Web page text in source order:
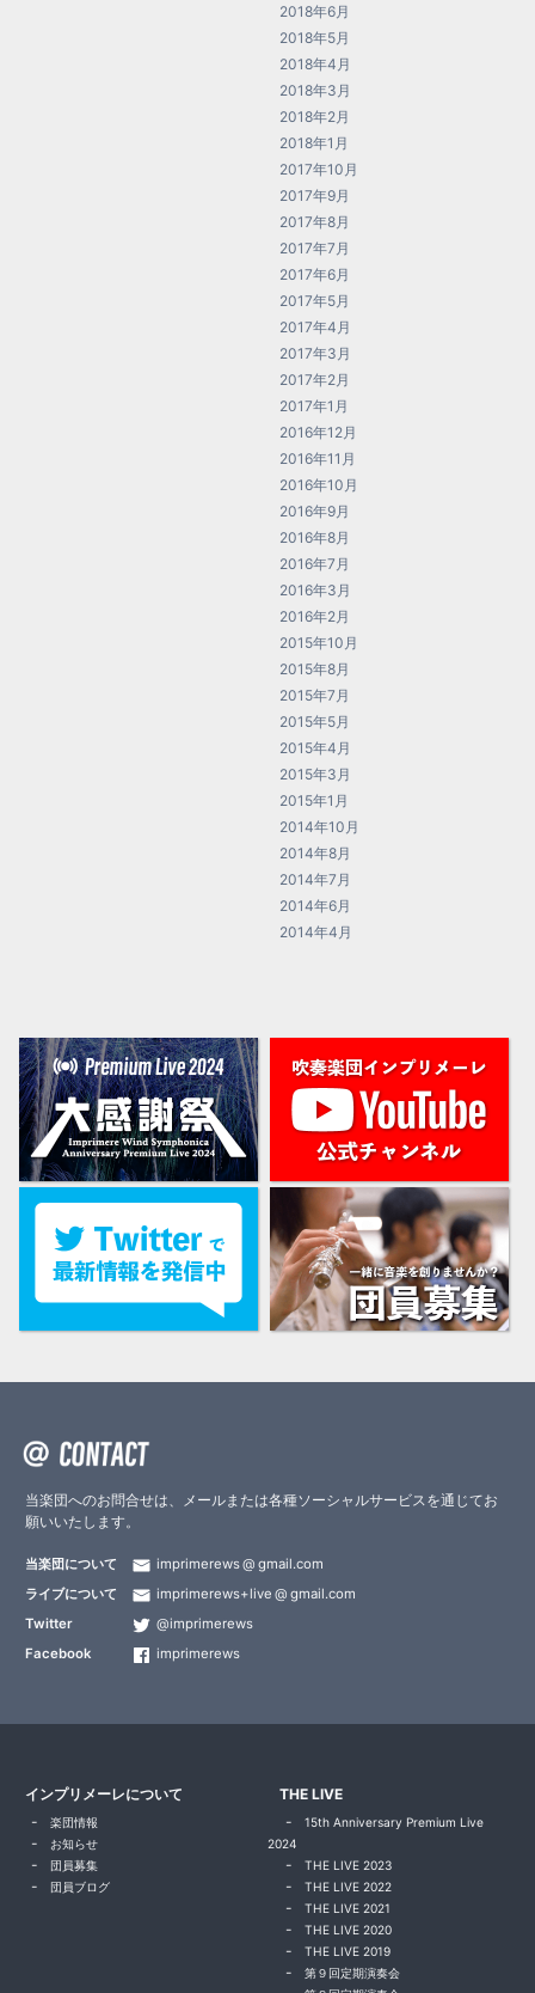
2018年6月
2018年5月
2018年4月
2018年3月
2018年2月
2018年1月
2017年10月
2017年9月
2017年8月
2017年7月
2017年6月
2017年5月
2017年4月
2017年3月
2017年2月
2017年1月
2016年12月
2016年11月
2016年10月
2016年9月
2016年8月
2016年7月
2016年3月
2016年2月
2015年10月
2015年8月
2015年7月
2015年5月
2015年4月
2015年3月
2015年1月
2014年10月
2014年8月
2014年7月
2014年6月
2014年4月
当楽団へのお問合せは、メールまたは各種ソーシャルサービスを通じてお
願いいたします。
当楽団について imprimerews
gmail.com
ライブについて
imprimerews+live
gmail.com
Twitter
@imprimerews
Facebook
imprimerews
インプリメーレについて
楽団情報
お知らせ
団員募集
団員ブログ
THE LIVE
15th Anniversary Premium Live
2024
THE LIVE 2023
THE LIVE 2022
THE LIVE 2021
THE LIVE 2020
THE LIVE 2019
第９回定期演奏会